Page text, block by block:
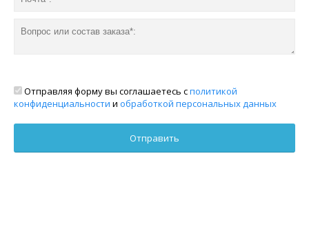
Отправляя форму вы соглашаетесь сполитикой
конфиденциальности и обработкой персональных данных